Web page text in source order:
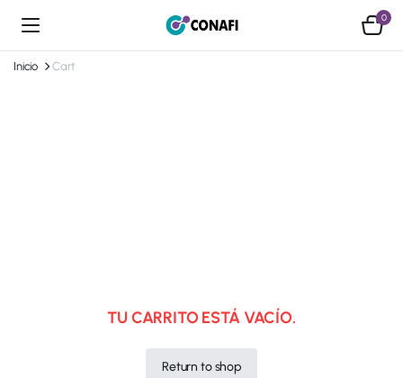
0
Inicio Cart
TU CARRITO ESTÁ VACÍO.
Return to shop